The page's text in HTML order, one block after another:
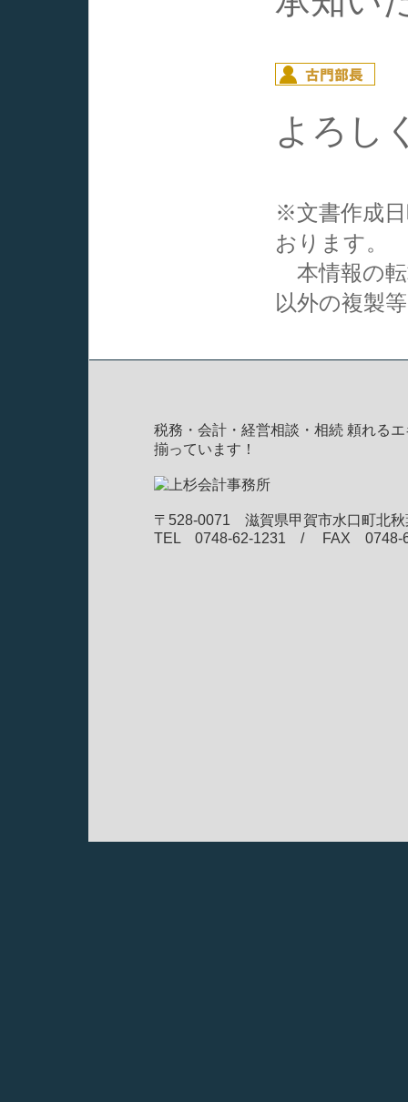
よろし
※文書作成
おります。
本情報の転
以外の複製
税務・会計・経営相談・相続 頼れる
揃っています！
〒528-0071 滋賀県甲賀市水口町北秋
TEL 0748-62-1231 / FAX 0748-